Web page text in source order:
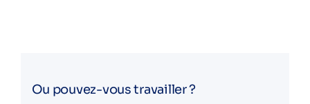
Ou pouvez-vous travailler ?